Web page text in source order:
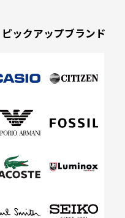
ピックアップブランド